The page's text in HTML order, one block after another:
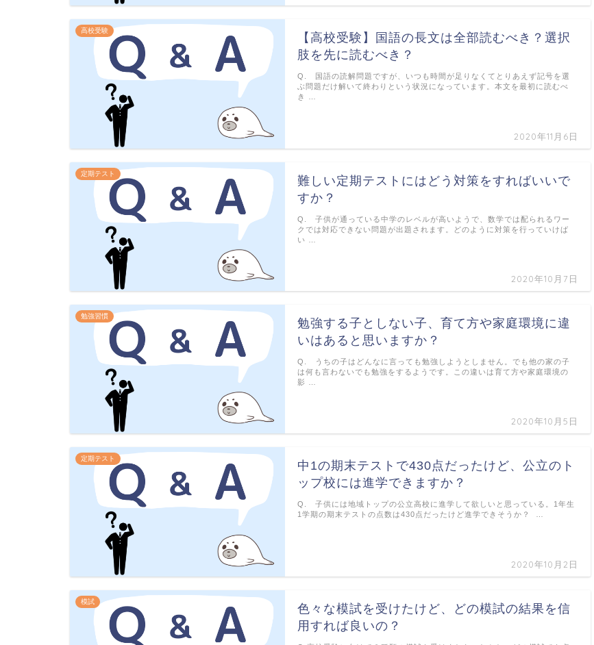
高校受験
【高校受験】国語の長文は全部読むべき？選択
肢を先に読むべき？
2020年11月6日
Q. 国語の読解問題ですが、いつも時間が足りなくてとりあえず記号を選
ぶ問題だけ解いて終わりという状況になっています。本文を最初に読むべ
き …
定期テスト
難しい定期テストにはどう対策をすればいいで
すか？
2020年10月7日
Q. 子供が通っている中学のレベルが高いようで、数学では配られるワー
クでは対応できない問題が出題されます。どのように対策を行っていけば
い …
勉強習慣
勉強する子としない子、育て方や家庭環境に違
いはあると思いますか？
2020年10月5日
Q. うちの子はどんなに言っても勉強しようとしません。でも他の家の子
は何も言わないでも勉強をするようです。この違いは育て方や家庭環境の
影 …
定期テスト
中1の期末テストで430点だったけど、公立のト
ップ校には進学できますか？
2020年10月2日
Q. 子供には地域トップの公立高校に進学して欲しいと思っている。1年生
1学期の期末テストの点数は430点だったけど進学できそうか？ …
模試
色々な模試を受けたけど、どの模試の結果を信
用すれば良いの？